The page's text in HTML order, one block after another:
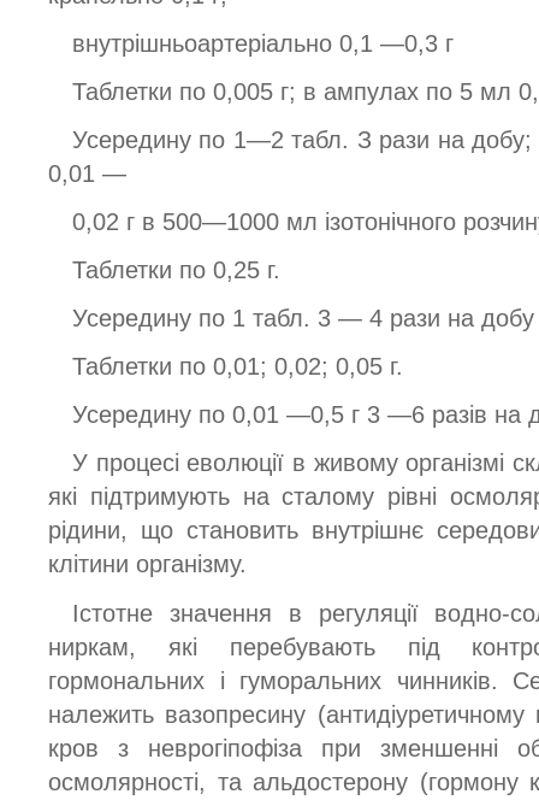
внутрішньоартеріально 0,1 —0,3 г
Таблетки по 0,005 г; в ампулах по 5 мл
Усередину по 1—2 табл. З рази на добу;
0,01 —
0,02 г в 500—1000 мл ізотонічного
Таблетки по 0,25 г.
Усередину по 1 табл. 3 — 4 рази на добу
Таблетки по 0,01; 0,02; 0,05 г.
Усередину по 0,01 —0,5 г 3 —6 разів на
У процесі еволюції в живому організмі
які підтримують на сталому рівні
рідини, що становить внутрішнє
клітини організму.
Істотне значення в регуляції водно-
ниркам, які перебувають під
гормональних і гуморальних чинників.
належить вазопресину
кров з неврогіпофіза при зменшенні
осмолярності, та альдостерону (гормону